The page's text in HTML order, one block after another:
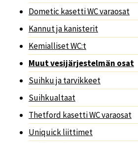
Dometic kasetti WC varaosat
Kannut ja kanisterit
Kemialliset WC:t
Muut vesijärjestelmän osat
Suihku ja tarvikkeet
Suihkualtaat
Thetford kasetti WC varaosat
Uniquick liittimet